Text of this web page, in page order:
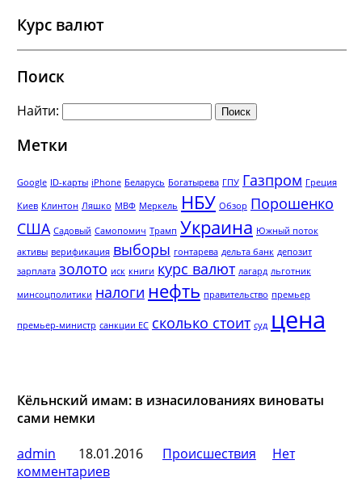
Курс валют
Поиск
Найти:
Метки
Google ID-карты iPhone Беларусь Богатырева ГПУ Газпром Греция
Киев Клинтон Ляшко МВФ Меркель НБУ Обзор Порошенко
США Садовый Самопомич Трамп Украина Южный поток
активы верификация выборы гонтарева дельта банк депозит
зарплата золото иск книги курс валют лагард льготник
минсоцполитики налоги нефть правительство премьер
премьер-министр санкции ЕС сколько стоит суд цена
Кёльнский имам: в изнасилованиях виноваты
сами немки
admin
18.01.2016 Происшествия
Нет
комментариев